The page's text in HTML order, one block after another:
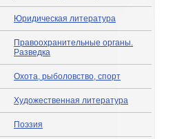
Юридическая литература
Правоохранительные органы.
Разведка
Охота, рыболовство, спорт
Художественная литература
Поэзия